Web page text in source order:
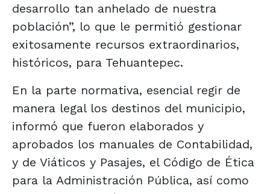
desarrollo tan anhelado de nuestra
población”, lo que le permitió gestionar
exitosamente recursos extraordinarios,
históricos, para Tehuantepec.
En la parte normativa, esencial regir de
manera legal los destinos del municipio,
informó que fueron elaborados y
aprobados los manuales de Contabilidad,
y de Viáticos y Pasajes, el Código de Ética
para la Administración Pública, así como